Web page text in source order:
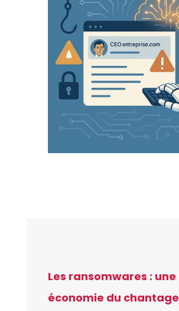
Les ransomwares : une
économie du chantage